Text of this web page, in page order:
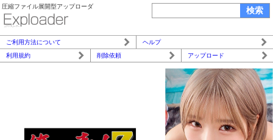
圧縮ファイル展開型アップローダ
ご利用方法について
ヘルプ
利用規約
削除依頼 アップロード